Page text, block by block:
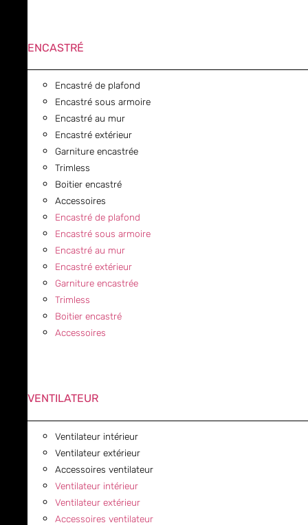
ENCASTRÉ
Encastré de plafond
Encastré sous armoire
Encastré au mur
Encastré extérieur
Garniture encastrée
Trimless
Boitier encastré
Accessoires
Encastré de plafond
Encastré sous armoire
Encastré au mur
Encastré extérieur
Garniture encastrée
Trimless
Boitier encastré
Accessoires
VENTILATEUR
Ventilateur intérieur
Ventilateur extérieur
Accessoires ventilateur
Ventilateur intérieur
Ventilateur extérieur
Accessoires ventilateur